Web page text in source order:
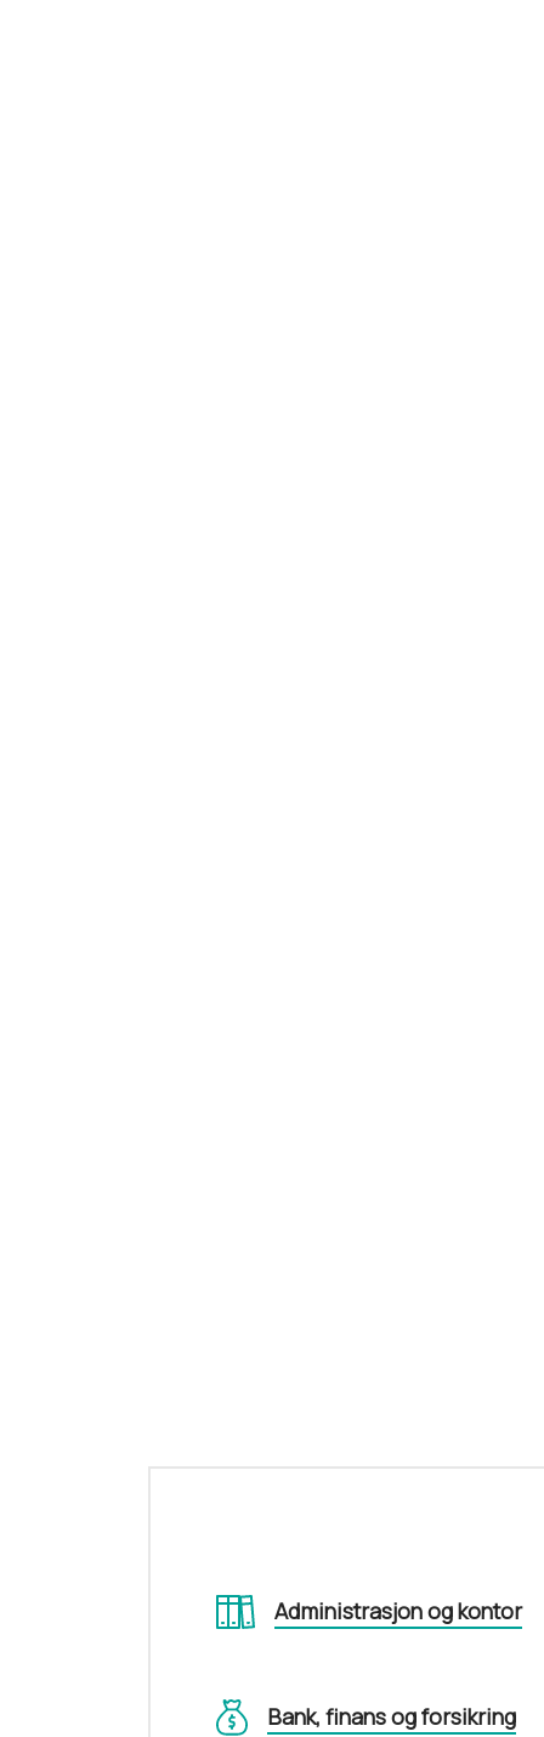
Administrasjon og kontor
Bank, finans og forsikring